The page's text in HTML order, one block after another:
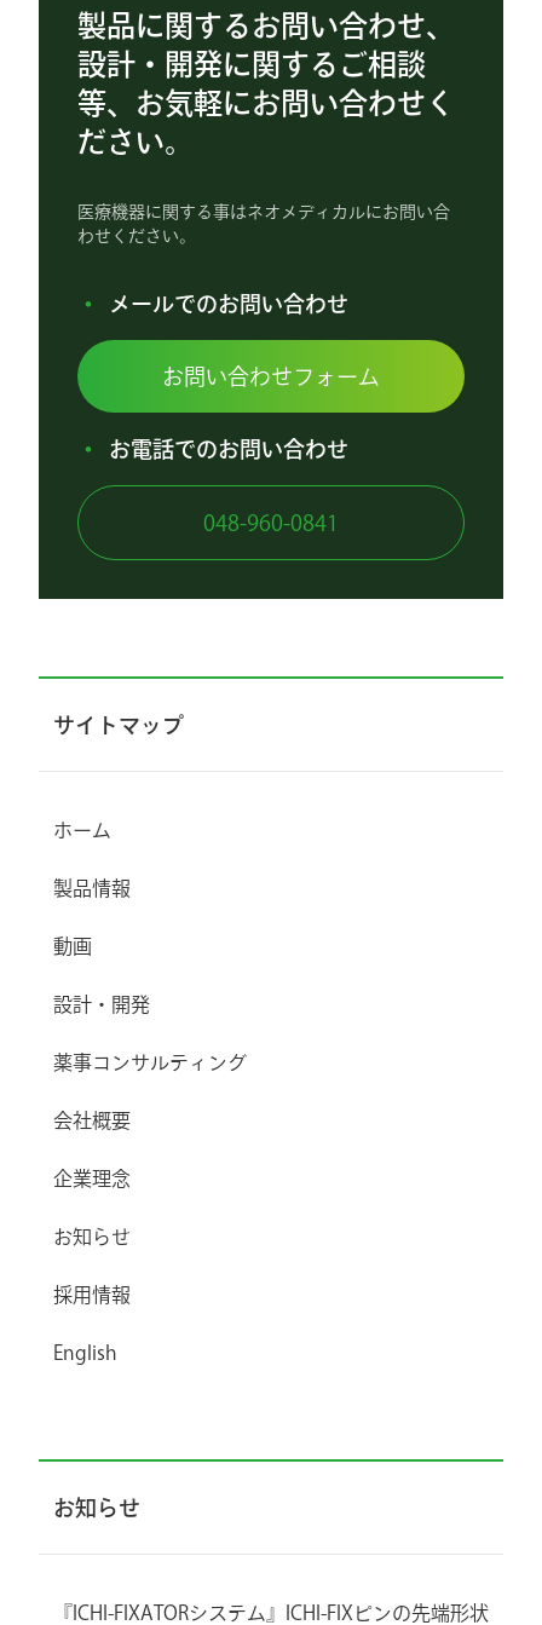
製品に関するお問い合わせ、
設計・開発に関するご相談
等、お気軽にお問い合わせく
ださい。
医療機器に関する事はネオメディカルにお問い合
わせください。
メールでのお問い合わせ
お問い合わせフォーム
お電話でのお問い合わせ
048-960-0841
サイトマップ
ホーム
製品情報
動画
設計・開発
薬事コンサルティング
会社概要
企業理念
お知らせ
採用情報
English
お知らせ
『ICHI-FIXATORシステム』ICHI-FIXピンの先端形状